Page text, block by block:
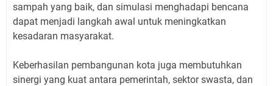
sampah yang baik, dan simulasi menghadapi bencana
dapat menjadi langkah awal untuk meningkatkan
kesadaran masyarakat.
Keberhasilan pembangunan kota juga membutuhkan
sinergi yang kuat antara pemerintah, sektor swasta, dan